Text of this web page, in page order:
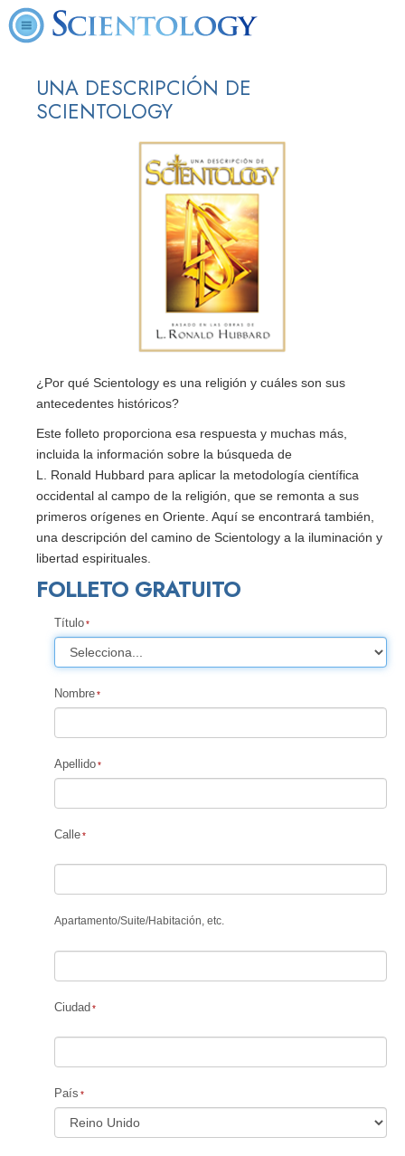
UNA DESCRIPCIÓN DE
SCIENTOLOGY
¿Por qué Scientology es una religión y cuáles son sus
antecedentes históricos?
Este folleto proporciona esa respuesta y muchas más,
incluida la información sobre la búsqueda de
L. Ronald Hubbard para aplicar la metodología científica
occidental al campo de la religión, que se remonta a sus
primeros orígenes en Oriente. Aquí se encontrará también,
una descripción del camino de Scientology a la iluminación y
libertad espirituales.
FOLLETO GRATUITO
Título
Nombre
Apellido
Calle
Apartamento/Suite/Habitación, etc.
Ciudad
País